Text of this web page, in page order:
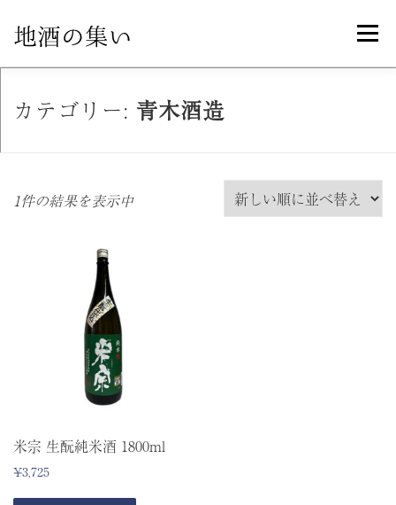
ス
メニ
ホーム オンラインショップ
カテゴリー: 青木酒造
1件の結果を表示中
米宗 生酛純米酒 1800ml
¥3,725